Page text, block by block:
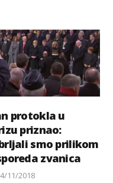
protokla u
priznao:
smo prilikom
zvanica
11/2018